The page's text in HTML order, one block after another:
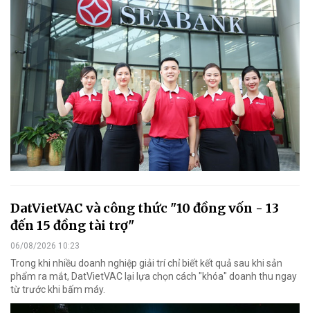
DatVietVAC và công thức "10 đồng vốn - 13
đến 15 đồng tài trợ"
06/08/2026 10:23
Trong khi nhiều doanh nghiệp giải trí chỉ biết kết quả sau khi sản
phẩm ra mắt, DatVietVAC lại lựa chọn cách "khóa" doanh thu ngay
từ trước khi bấm máy.